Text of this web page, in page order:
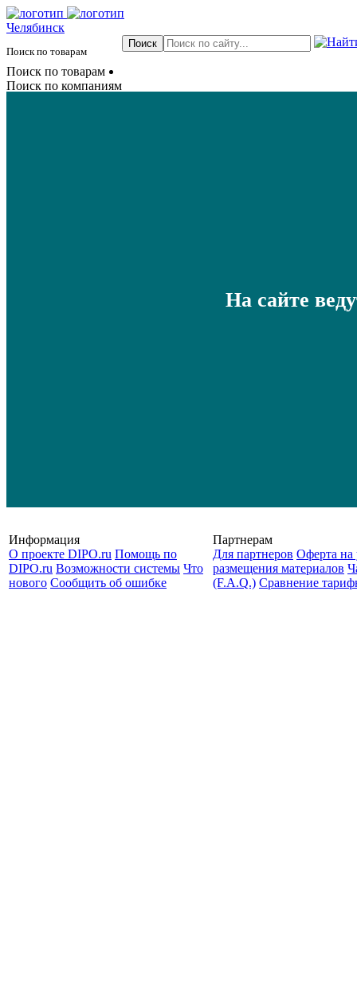
Челябинск
Поиск по товарам
Поиск по товарам
Поиск по компаниям
На сайте
Информация
О проекте DIPO.ru Помощь по
DIPO.ru Возможности системы Что
нового Сообщить об ошибке
Партнерам
Для партнеров Оферта на
размещения материалов
(F.A.Q.) Cравнение